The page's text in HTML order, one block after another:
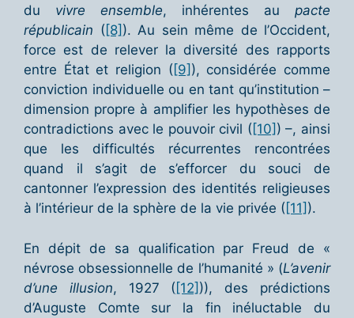
du vivre ensemble, inhérentes au pacte
républicain ( [8] ). Au sein même de l’Occident,
force est de relever la diversité des rapports
entre État et religion ( [9] ), considérée comme
conviction individuelle ou en tant qu’institution –
dimension propre à amplifier les hypothèses de
contradictions avec le pouvoir civil ( [10] ) –, ainsi
que les difficultés récurrentes rencontrées
quand il s’agit de s’efforcer du souci de
cantonner l’expression des identités religieuses
à l’intérieur de la sphère de la vie privée ( [11] ).
En dépit de sa qualification par Freud de «
névrose obsessionnelle de l’humanité » (L’avenir
d’une illusion, 1927 ([12] )), des prédictions
d’Auguste Comte sur la fin inéluctable du